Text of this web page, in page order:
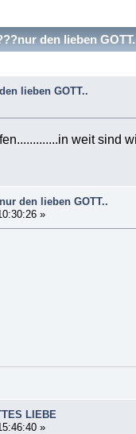
den lieben
lieben GOTT..
weit sind
den lieben GOTT..
»
LIEBE
»